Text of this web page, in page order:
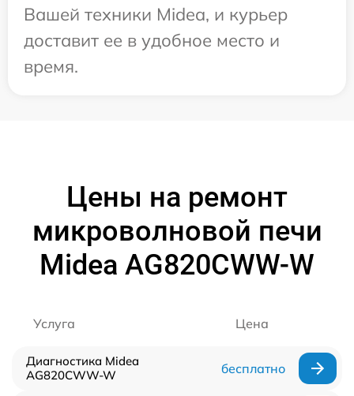
Вашей техники Midea, и курьер
доставит ее в удобное место и
время.
Цены на ремонт
микроволновой печи
Midea AG820CWW-W
Услуга Цена
Диагностика Midea
AG820CWW-W
бесплатно